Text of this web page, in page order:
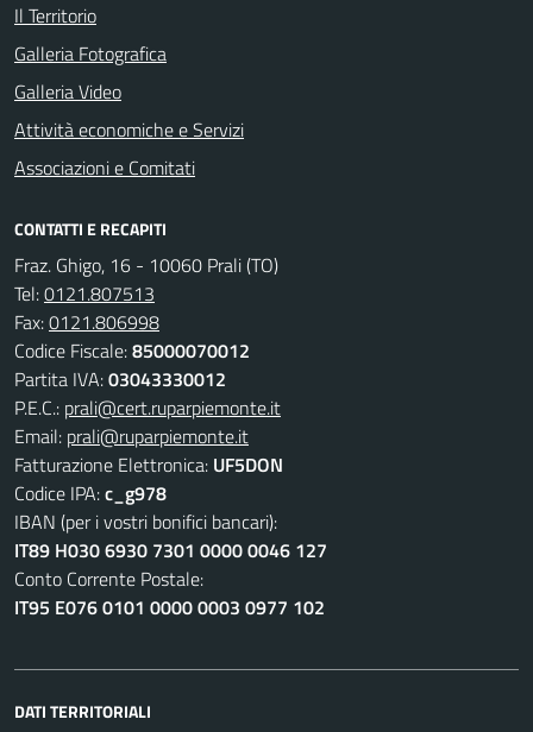
Il Territorio
Galleria Fotografica
Galleria Video
Attività economiche e Servizi
Associazioni e Comitati
CONTATTI E RECAPITI
Fraz. Ghigo, 16 - 10060 Prali (TO)
Tel:0121.807513
Fax:0121.806998
Codice Fiscale:85000070012
Partita IVA:03043330012
P.E.C.: prali@cert.ruparpiemonte.it
Email: prali@ruparpiemonte.it
Fatturazione Elettronica: UF5DON
Codice IPA:c_g978
IBAN (per i vostri bonifici bancari):
IT89 H030 6930 7301 0000 0046 127
Conto Corrente Postale:
IT95 E076 0101 0000 0003 0977 102
DATI TERRITORIALI